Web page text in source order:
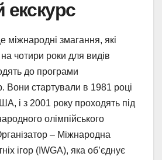
екскурс
міжнародні змагання, які
чотири роки для видів
до програми
Вони стартували в 1981 році
і з 2001 року проходять під
олімпійського
– Міжнародна
ігор (IWGA), яка об’єднує